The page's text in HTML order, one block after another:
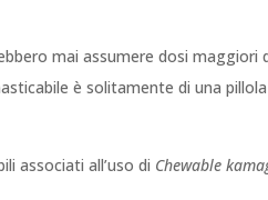
mai assumere dosi
è solitamente di una
associati all’uso di Chewable